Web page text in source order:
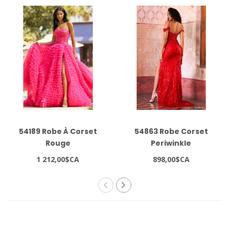
54189 Robe À Corset
Rouge
1 212,00$CA
54863 Robe Corset
Periwinkle
898,00$CA